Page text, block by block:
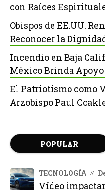
con Raíces
Obispos de EE.UU.
Reconocer la
Incendio en Baja
México Brinda
El Patriotismo como
Arzobispo Paul
POPULAR
TECNOLOGÍA
Vídeo